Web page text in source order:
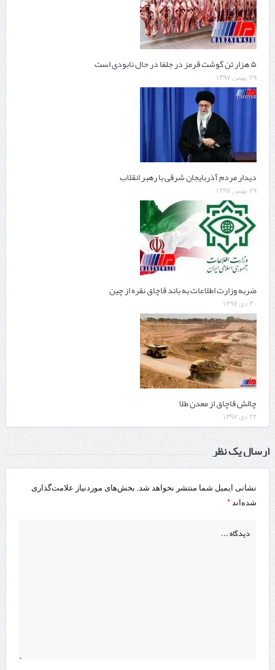
۵ هزار تن گوشت قرمز در جلفا در حال نابودی است
۲۹ بهمن ۱۳۹۷
دیدار مردم آذربایجان شرقی با رهبر انقلاب
۲۹ بهمن ۱۳۹۷
ضربه وزارت اطلاعات به باند قاچاق نقره از چین
۳۰ دی ۱۳۹۷
چالش قاچاق از معدن طلا
۲۴ دی ۱۳۹۷
ارسال یک نظر
نشانی ایمیل شما منتشر نخواهد شد. بخش‌های موردنیاز علامت‌گذاری
شده‌اند *